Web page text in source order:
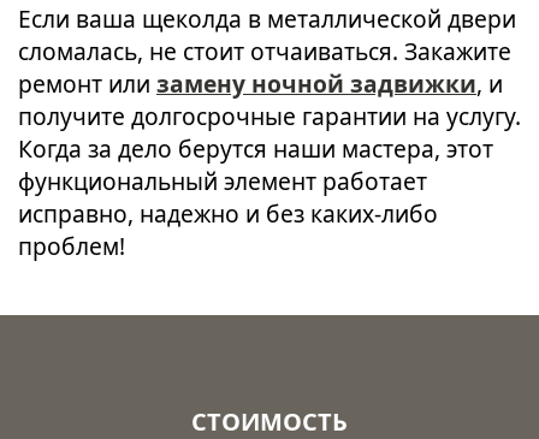
Если ваша щеколда в металлической двери
сломалась, не стоит отчаиваться. Закажите
ремонт или замену ночной задвижки, и
получите долгосрочные гарантии на услугу.
Когда за дело берутся наши мастера, этот
функциональный элемент работает
исправно, надежно и без каких-либо
проблем!
СТОИМОСТЬ